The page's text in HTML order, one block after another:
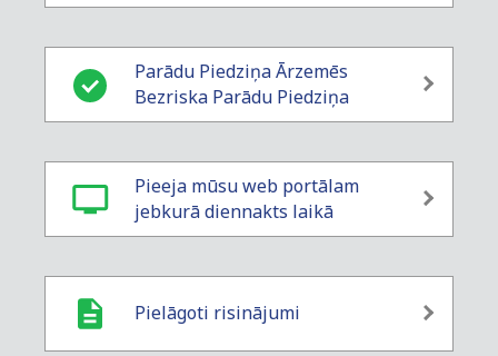
Parādu Piedziņa Ārzemēs
Bezriska Parādu Piedziņa
Pieeja mūsu web portālam
jebkurā diennakts laikā
Pielāgoti risinājumi